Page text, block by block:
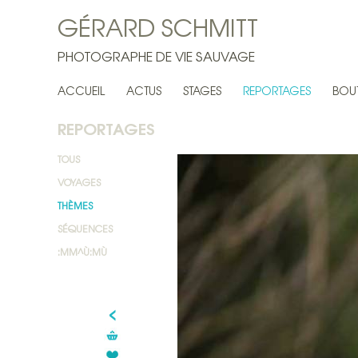
GÉRARD SCHMITT
PHOTOGRAPHE DE VIE SAUVAGE
ACCUEIL ACTUS STAGES REPORTAGES
REPORTAGES
TOUS
VOYAGES
THÈMES
SÉQUENCES
:MM^Ù:MÙ
<